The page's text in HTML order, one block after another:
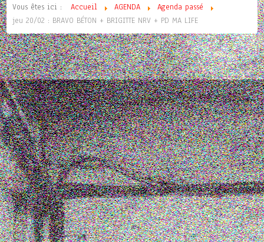
Vous êtes ici : Accueil AGENDA
Agenda passé
jeu 20/02 : BRAVO BÉTON + BRIGITTE NRV + PD MA LIFE